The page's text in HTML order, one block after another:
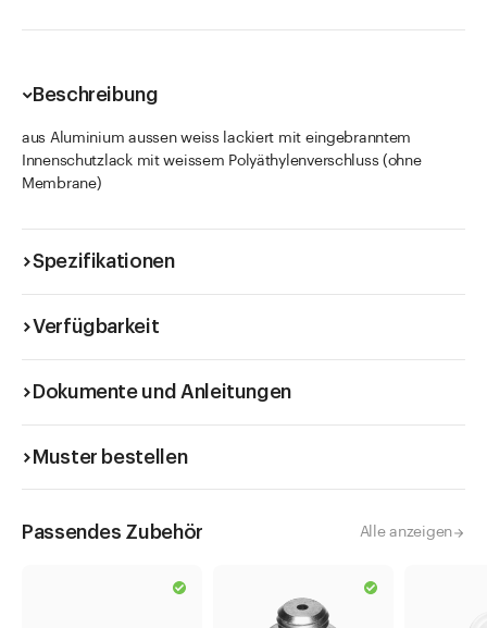
Beschreibung
aus Aluminium aussen weiss lackiert mit eingebranntem
Innenschutzlack mit weissem Polyäthylenverschluss (ohne
Membrane)
Spezifikationen
Verfügbarkeit
Dokumente und Anleitungen
Muster bestellen
Passendes Zubehör Alle anzeigen